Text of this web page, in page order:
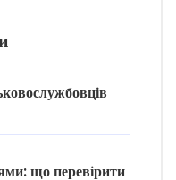
що перевірити